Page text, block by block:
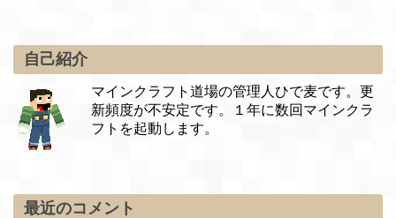
自己紹介
マインクラフト道場の管理人ひで麦です。更
新頻度が不安定です。１年に数回マインクラ
フトを起動します。
最近のコメント